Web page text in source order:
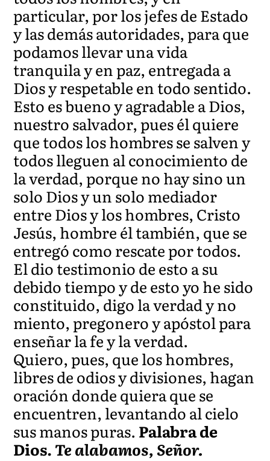
particular, por los jefes de Estado
y las demás autoridades, para que
podamos llevar una vida
tranquila y en paz, entregada a
Dios y respetable en todo sentido.
Esto es bueno y agradable a Dios,
nuestro salvador, pues él quiere
que todos los hombres se salven y
todos lleguen al conocimiento de
la verdad, porque no hay sino un
solo Dios y un solo mediador
entre Dios y los hombres, Cristo
Jesús, hombre él también, que se
entregó como rescate por todos.
El dio testimonio de esto a su
debido tiempo y de esto yo he sido
constituido, digo la verdad y no
miento, pregonero y apóstol para
enseñar la fe y la verdad.
Quiero, pues, que los hombres,
libres de odios y divisiones, hagan
oración donde quiera que se
encuentren, levantando al cielo
sus manos puras. Palabra de
Dios.Te alabamos, Señor.